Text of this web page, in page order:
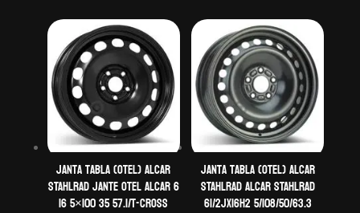
Janta tabla (otel) ALCAR
STAHLRAD Jante otel ALCAR 6
16 5×100 35 57.1/T-Cross
Janta tabla (otel) ALCAR
STAHLRAD ALCAR STAHLRAD
61/2Jx16H2 5/108/50/63.3